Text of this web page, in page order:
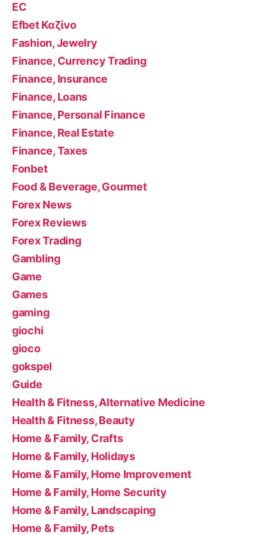
EC
Efbet Καζίνο
Fashion, Jewelry
Finance, Currency Trading
Finance, Insurance
Finance, Loans
Finance, Personal Finance
Finance, Real Estate
Finance, Taxes
Fonbet
Food & Beverage, Gourmet
Forex News
Forex Reviews
Forex Trading
Gambling
Game
Games
gaming
giochi
gioco
gokspel
Guide
Health & Fitness, Alternative Medicine
Health & Fitness, Beauty
Home & Family, Crafts
Home & Family, Holidays
Home & Family, Home Improvement
Home & Family, Home Security
Home & Family, Landscaping
Home & Family, Pets